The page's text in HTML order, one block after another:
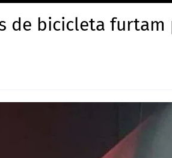
de bicicleta furtam